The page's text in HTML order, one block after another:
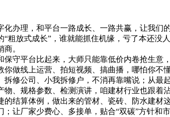
理，和平台一路成长、一路共赢，让我们
粗放式成长”，谁就能抓住机缘，亏了本还
。
平台比起来，大师只能靠低价内卷抢生意
做线上运营、拍短视频、搞曲播，哪怕你
修公司、小我拆修户，不消再靠嘴说；从最
规格参数、检测演讲，咱建材行业也跟着
结算体例，做出来的管材、瓷砖、防水建材
厂家少费心、多接单，贴合“双碳”方针和